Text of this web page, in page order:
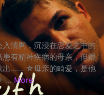
情网，沉浸在恋爱之中的
有精神疾病的母亲，但很
出…… ☆母亲的畸爱，是他
... More